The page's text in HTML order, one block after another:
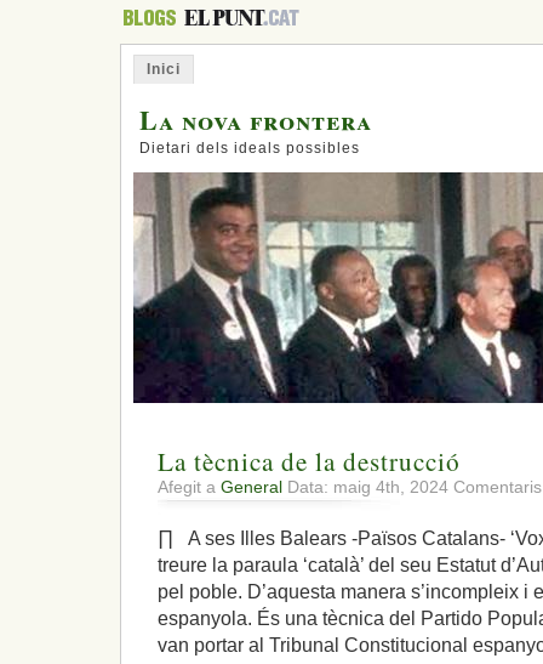
Inici
La nova frontera
Dietari dels ideals possibles
La tècnica de la destrucció
Afegit a General Data: maig 4th, 2024
∏ A ses Illes Balears -Països Catalans-
treure la paraula ‘català’ del seu Estatut
pel poble. D’aquesta manera s’incompleix
espanyola. És una tècnica del Partido
van portar al Tribunal Constitucional